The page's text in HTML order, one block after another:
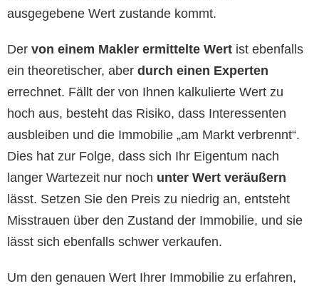
ausgegebene Wert zustande kommt.
Der von einem Makler ermittelte Wert ist ebenfalls
ein theoretischer, aber durch einen Experten
errechnet. Fällt der von Ihnen kalkulierte Wert zu
hoch aus, besteht das Risiko, dass Interessenten
ausbleiben und die Immobilie „am Markt verbrennt“.
Dies hat zur Folge, dass sich Ihr Eigentum nach
langer Wartezeit nur noch unter Wert veräußern
lässt. Setzen Sie den Preis zu niedrig an, entsteht
Misstrauen über den Zustand der Immobilie, und sie
lässt sich ebenfalls schwer verkaufen.
Um den genauen Wert Ihrer Immobilie zu erfahren,